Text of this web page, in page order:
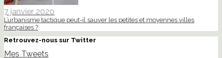
7 janvier 2020
L’urbanisme tactique peut-il sauver les petites et moyennes villes
françaises ?
Retrouvez-nous sur Twitter
Mes Tweets